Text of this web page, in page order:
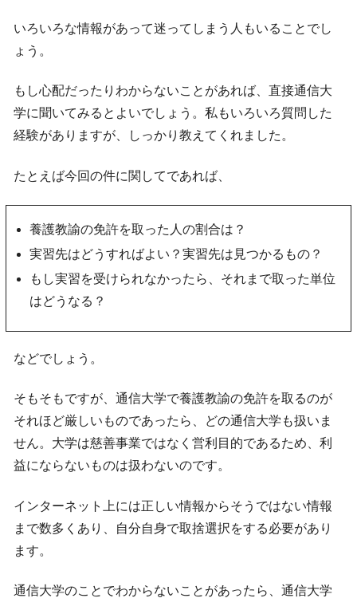
いろいろな情報があって迷ってしまう人もいることでし
ょう。
もし心配だったりわからないことがあれば、直接通信大
学に聞いてみるとよいでしょう。私もいろいろ質問した
経験がありますが、しっかり教えてくれました。
たとえば今回の件に関してであれば、
養護教諭の免許を取った人の割合は？
実習先はどうすればよい？実習先は見つかるもの？
もし実習を受けられなかったら、それまで取った単位
はどうなる？
などでしょう。
そもそもですが、通信大学で養護教諭の免許を取るのが
それほど厳しいものであったら、どの通信大学も扱いま
せん。大学は慈善事業ではなく営利目的であるため、利
益にならないものは扱わないのです。
インターネット上には正しい情報からそうではない情報
まで数多くあり、自分自身で取捨選択をする必要があり
ます。
通信大学のことでわからないことがあったら、通信大学